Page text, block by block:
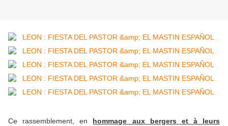
Ce rassemblement, en hommage aux bergers et à leurs